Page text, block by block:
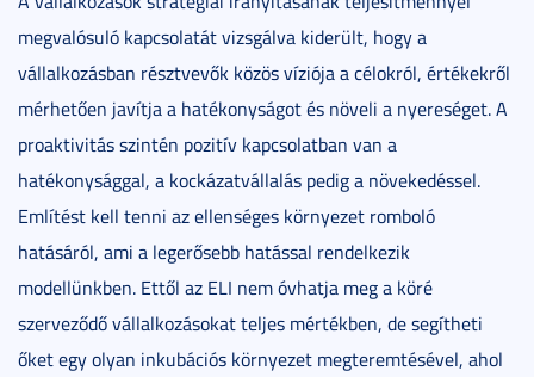
megvalósuló kapcsolatát vizsgálva kiderült, hogy a
vállalkozásban résztvevők közös víziója a célokról, értékekről
mérhetően javítja a hatékonyságot és növeli a nyereséget. A
proaktivitás szintén pozitív kapcsolatban van a
hatékonysággal, a kockázatvállalás pedig a növekedéssel.
Említést kell tenni az ellenséges környezet romboló
hatásáról, ami a legerősebb hatással rendelkezik
modellünkben. Ettől az ELI nem óvhatja meg a köré
szerveződő vállalkozásokat teljes mértékben, de segítheti
őket egy olyan inkubációs környezet megteremtésével, ahol